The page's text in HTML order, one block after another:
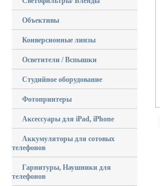
Объективы
Конверсионные линзы
Осветители / Вспышки
Студийное оборудование
Фотопринтеры
Аксессуары для iPad, iPhone
Аккумуляторы для сотовых
телефонов
Гарнитуры, Наушники для
телефонов